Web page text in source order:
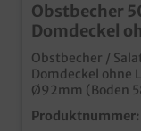
Obstbecher
Domdeckel
recyclebar
Obstbecher /
Domdeckel ohne
Ø92mm (Boden
137mm,
Produktnummer: